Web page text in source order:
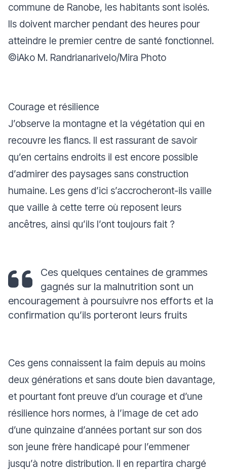
commune de Ranobe, les habitants sont isolés.
Ils doivent marcher pendant des heures pour
atteindre le premier centre de santé fonctionnel.
©iAko M. Randrianarivelo/Mira Photo
Courage et résilience
J’observe la montagne et la végétation qui en
recouvre les flancs. Il est rassurant de savoir
qu’en certains endroits il est encore possible
d’admirer des paysages sans construction
humaine. Les gens d’ici s’accrocheront-ils vaille
que vaille à cette terre où reposent leurs
ancêtres, ainsi qu’ils l’ont toujours fait ?
Ces quelques centaines de grammes
gagnés sur la malnutrition sont un
encouragement à poursuivre nos efforts et la
confirmation qu’ils porteront leurs fruits
Ces gens connaissent la faim depuis au moins
deux générations et sans doute bien davantage,
et pourtant font preuve d’un courage et d’une
résilience hors normes, à l’image de cet ado
d’une quinzaine d’années portant sur son dos
son jeune frère handicapé pour l’emmener
jusqu’à notre distribution. Il en repartira chargé